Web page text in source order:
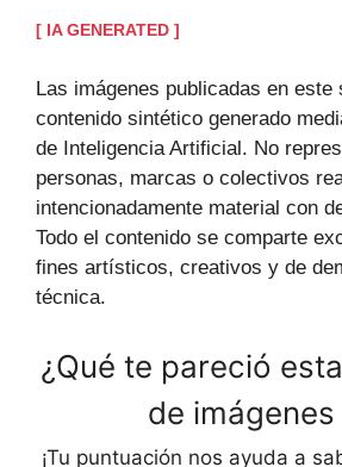
[ IA GENERATED ]
Las imágenes publicadas en este
contenido sintético generado
de Inteligencia Artificial. No
personas, marcas o colectivos
intencionadamente material con
Todo el contenido se comparte
fines artísticos, creativos y de
técnica.
¿Qué te pareció
de imágenes
¡Tu puntuación nos ayuda a